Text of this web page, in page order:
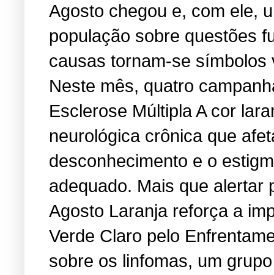
Agosto chegou e, com ele,
população sobre questões
causas tornam-se símbolos
Neste mês, quatro
Esclerose Múltipla A cor
neurológica crônica que
desconhecimento e o
adequado. Mais que
Agosto Laranja reforça a
Verde Claro pelo
sobre os linfomas, um